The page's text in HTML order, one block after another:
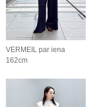
VERMEIL par iena
162cm